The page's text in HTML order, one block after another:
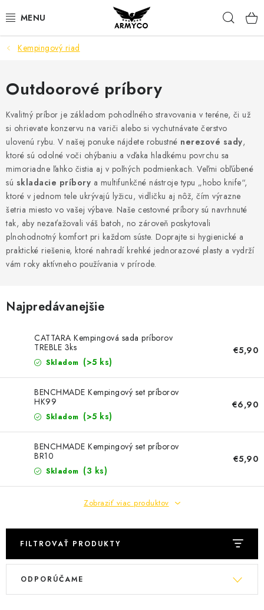
na
NOŽE A INÉ OSTRIE
OUTDOOR & CAMPING
SVIETIDLÁ
SEBAOBRANA
PARACORD NÁRAMKY
POWERBANK
Ako nakupovať Bonusový program
Kempingový riad
Outdoorové príbory
Kvalitný príbor je základom pohodlného stravovania v teréne, či už
si ohrievate konzervu na variči alebo si vychutnávate čerstvo
ulovenú rybu. V našej ponuke nájdete robustné nerezové sady,
ktoré sú odolné voči ohýbaniu a vďaka hladkému povrchu sa
mimoriadne ľahko čistia aj v poľných podmienkach. Veľmi obľúbené
sú skladacie príbory a multifunkčné nástroje typu „hobo knife“,
ktoré v jednom tele ukrývajú lyžicu, vidličku aj nôž, čím výrazne
šetria miesto vo vašej výbave. Naše cestovné príbory sú navrhnuté
tak, aby nezaťažovali váš batoh, no zároveň poskytovali
plnohodnotný komfort pri každom súste. Doprajte si hygienické a
praktické riešenie, ktoré nahradí krehké jednorazové plasty a vydrží
vám roky aktívneho používania v prírode.
Najpredávanejšie
CATTARA Kempingová sada príborov
TREBLE 3ks
Skladom (>5 ks)
€5,90
BENCHMADE Kempingový set príborov
HK99
Skladom (>5 ks)
€6,90
BENCHMADE Kempingový set príborov
BR10
Skladom (3 ks)
€5,90
Zobraziť viac produktov
FILTROVAŤ PRODUKTY
V
R
ODPORÚČAME